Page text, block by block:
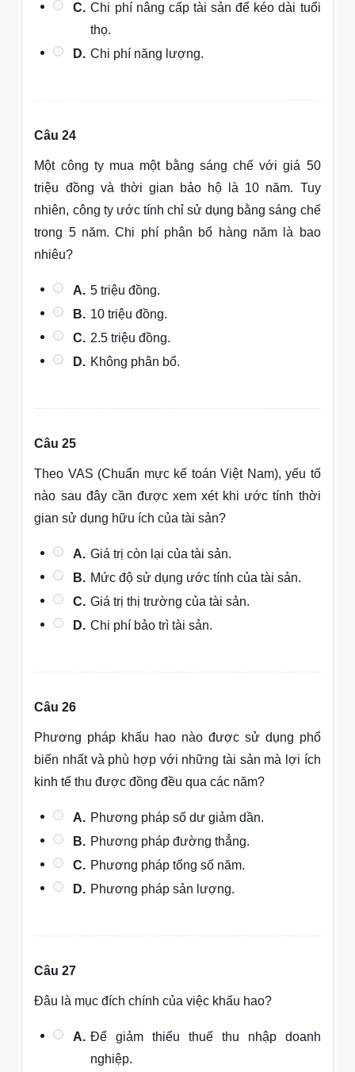
C. Chi phí nâng cấp tài sản để kéo dài tuổi
thọ.
D. Chi phí năng lượng.
Câu 24
Một công ty mua một bằng sáng chế với giá 50
triệu đồng và thời gian bảo hộ là 10 năm. Tuy
nhiên, công ty ước tính chỉ sử dụng bằng sáng chế
trong 5 năm. Chi phí phân bổ hàng năm là bao
nhiêu?
A. 5 triệu đồng.
B. 10 triệu đồng.
C. 2.5 triệu đồng.
D. Không phân bổ.
Câu 25
Theo VAS (Chuẩn mực kế toán Việt Nam), yếu tố
nào sau đây cần được xem xét khi ước tính thời
gian sử dụng hữu ích của tài sản?
A. Giá trị còn lại của tài sản.
B. Mức độ sử dụng ước tính của tài sản.
C. Giá trị thị trường của tài sản.
D. Chi phí bảo trì tài sản.
Câu 26
Phương pháp khấu hao nào được sử dụng phổ
biến nhất và phù hợp với những tài sản mà lợi ích
kinh tế thu được đồng đều qua các năm?
A. Phương pháp số dư giảm dần.
B. Phương pháp đường thẳng.
C. Phương pháp tổng số năm.
D. Phương pháp sản lượng.
Câu 27
Đâu là mục đích chính của việc khấu hao?
A. Để giảm thiểu thuế thu nhập doanh
nghiệp.